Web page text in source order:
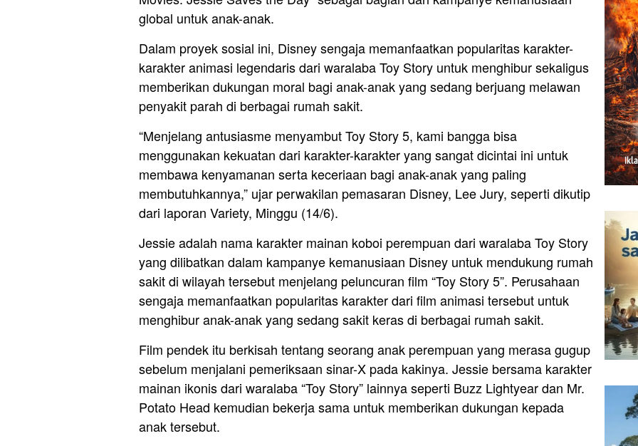
global untuk anak-anak.
Dalam proyek sosial ini, Disney sengaja memanfaatkan popularitas karakter-
karakter animasi legendaris dari waralaba Toy Story untuk menghibur sekaligus
memberikan dukungan moral bagi anak-anak yang sedang berjuang melawan
penyakit parah di berbagai rumah sakit.
“Menjelang antusiasme menyambut Toy Story 5, kami bangga bisa
menggunakan kekuatan dari karakter-karakter yang sangat dicintai ini untuk
membawa kenyamanan serta keceriaan bagi anak-anak yang paling
membutuhkannya,” ujar perwakilan pemasaran Disney, Lee Jury, seperti dikutip
dari laporan Variety, Minggu (14/6).
Jessie adalah nama karakter mainan koboi perempuan dari waralaba Toy Story
yang dilibatkan dalam kampanye kemanusiaan Disney untuk mendukung rumah
sakit di wilayah tersebut menjelang peluncuran film “Toy Story 5”. Perusahaan
sengaja memanfaatkan popularitas karakter dari film animasi tersebut untuk
menghibur anak-anak yang sedang sakit keras di berbagai rumah sakit.
Film pendek itu berkisah tentang seorang anak perempuan yang merasa gugup
sebelum menjalani pemeriksaan sinar-X pada kakinya. Jessie bersama karakter
mainan ikonis dari waralaba “Toy Story” lainnya seperti Buzz Lightyear dan Mr.
Potato Head kemudian bekerja sama untuk memberikan dukungan kepada
anak tersebut.